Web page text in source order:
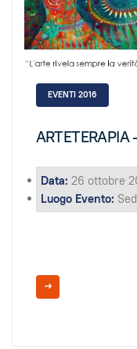
EVENTI 2016
Data: 26 ottobre
Luogo Evento: